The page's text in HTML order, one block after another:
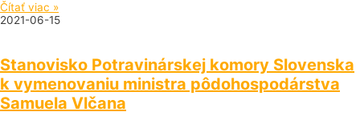
Čítať viac »
2021-06-15
Stanovisko Potravinárskej komory Slovenska
k vymenovaniu ministra pôdohospodárstva
Samuela Vlčana